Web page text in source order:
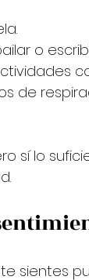
o
de
sí lo
sientes